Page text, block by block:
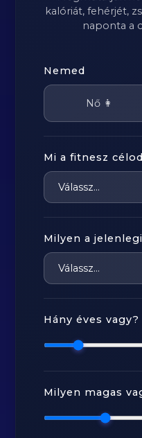
kalóriát, fehérjét,
naponta a
Nemed
Nő 👩
Mi a fitnesz
Milyen a
Hány éves vagy?
Milyen magas